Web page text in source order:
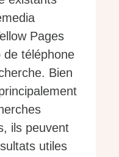
Pages
téléphone
Bien
ils peuvent
utiles